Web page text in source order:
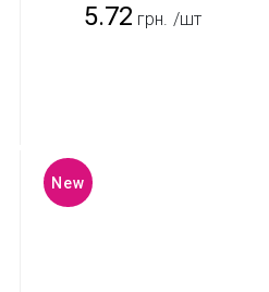
5.72 грн. /шт
New